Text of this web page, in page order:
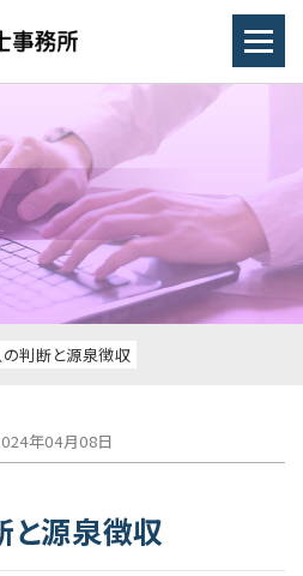
の判断と源泉徴収
年04月08日
と源泉徴収